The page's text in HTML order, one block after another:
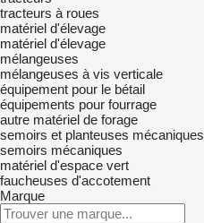
tracteurs à roues
matériel d'élevage
matériel d'élevage
mélangeuses
mélangeuses à vis verticale
équipement pour le bétail
équipements pour fourrage
autre matériel de forage
semoirs et planteuses mécaniques
semoirs mécaniques
matériel d'espace vert
faucheuses d'accotement
Marque